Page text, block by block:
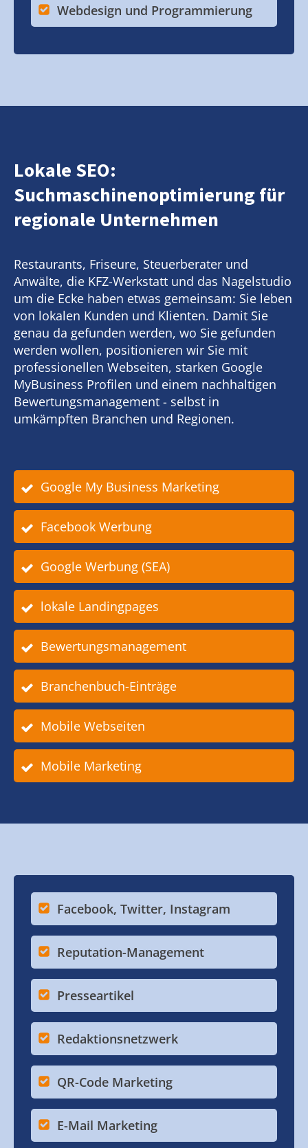
Webdesign und Programmierung
Lokale SEO:
Suchmaschinenoptimierung für
regionale Unternehmen
Restaurants, Friseure, Steuerberater und
Anwälte, die KFZ-Werkstatt und das Nagelstudio
um die Ecke haben etwas gemeinsam: Sie leben
von lokalen Kunden und Klienten. Damit Sie
genau da gefunden werden, wo Sie gefunden
werden wollen, positionieren wir Sie mit
professionellen Webseiten, starken Google
MyBusiness Profilen und einem nachhaltigen
Bewertungsmanagement - selbst in
umkämpften Branchen und Regionen.
Google My Business Marketing
Facebook Werbung
Google Werbung (SEA)
lokale Landingpages
Bewertungsmanagement
Branchenbuch-Einträge
Mobile Webseiten
Mobile Marketing
Facebook, Twitter, Instagram
Reputation-Management
Presseartikel
Redaktionsnetzwerk
QR-Code Marketing
E-Mail Marketing